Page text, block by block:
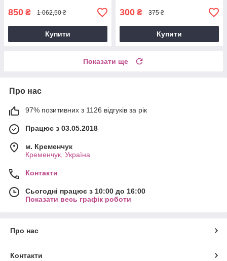
850 ₴ 1 062,50 ₴
Купити
300 ₴ 375 ₴
Купити
Показати ще
Про нас
97% позитивних з 1126 відгуків за рік
Працює з 03.05.2018
м. Кременчук
Кременчук, Україна
Контакти
Сьогодні працює з 10:00 до 16:00
Показати весь графік роботи
Про нас
Контакти